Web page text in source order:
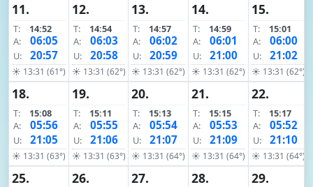
11.
T:
14:52
A:
06:05
U: 20:57
☀ 13:31 (61°)
12.
T:
14:54
A:
06:03
U: 20:58
☀ 13:31 (62°)
13.
T:
14:57
A:
06:02
U: 20:59
☀ 13:31 (62°)
14.
T:
14:59
A:
06:01
U: 21:00
☀ 13:31 (62°)
15.
T:
15:01
A:
06:00
U: 21:02
☀ 13:31 (62°)
18.
T:
15:08
A:
05:56
U: 21:05
☀ 13:31 (63°)
19.
T:
15:11
A:
05:55
U: 21:06
☀ 13:31 (63°)
20.
T:
15:13
A:
05:54
U: 21:07
☀ 13:31 (64°)
21.
T:
15:15
A:
05:53
U: 21:09
☀ 13:31 (64°)
22.
T:
15:17
A:
05:52
U: 21:10
☀ 13:31 (64°)
25. 26. 27. 28. 29.